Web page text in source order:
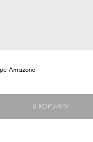
Amazone
В КОРЗИНУ